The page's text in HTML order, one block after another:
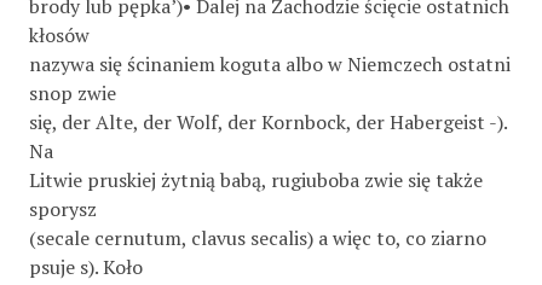
brody lub pępka’)• Dalej na Zachodzie ścięcie ostatnich
kłosów
nazywa się ścinaniem koguta albo w Niemczech ostatni
snop zwie
się, der Alte, der Wolf, der Kornbock, der Habergeist -).
Na
Litwie pruskiej żytnią babą, rugiuboba zwie się także
sporysz
(secale cernutum, clavus secalis) a więc to, co ziarno
psuje s). Koło